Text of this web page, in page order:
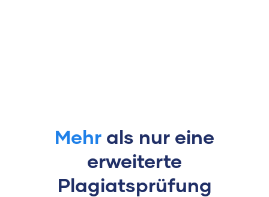
Mehr als nur eine
erweiterte
Plagiatsprüfung